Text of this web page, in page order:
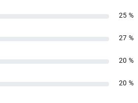
25 %
27 %
20 %
20 %